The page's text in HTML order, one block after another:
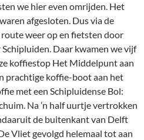
we hier even omrijden. Het
afgesloten. Dus via de
weer op en fietsten door
Daar kwamen we vijf
koffiestop Het Middelpunt aan
prachtige koffie-boot aan het
met een Schipluidense Bol:
Na ’n half uurtje vertrokken
de buitenkant van Delft
Vliet gevolgd helemaal tot aan